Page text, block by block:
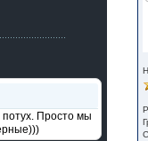
потух. Просто мы